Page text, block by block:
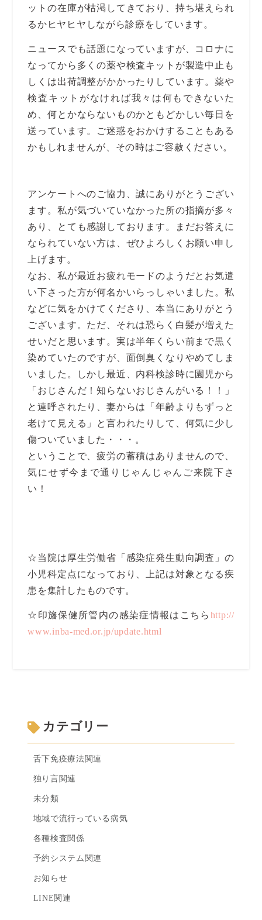
ットの在庫が枯渇してきており、持ち堪えられ
るかヒヤヒヤしながら診療をしています。
ニュースでも話題になっていますが、コロナに
なってから多くの薬や検査キットが製造中止も
しくは出荷調整がかかったりしています。薬や
検査キットがなければ我々は何もできないた
め、何とかならないものかともどかしい毎日を
送っています。ご迷惑をおかけすることもある
かもしれませんが、その時はご容赦ください。
アンケートへのご協力、誠にありがとうござい
ます。私が気づいていなかった所の指摘が多々
あり、とても感謝しております。まだお答えに
なられていない方は、ぜひよろしくお願い申し
上げます。
なお、私が最近お疲れモードのようだとお気遣
い下さった方が何名かいらっしゃいました。私
などに気をかけてくださり、本当にありがとう
ございます。ただ、それは恐らく白髪が増えた
せいだと思います。実は半年くらい前まで黒く
染めていたのですが、面倒臭くなりやめてしま
いました。しかし最近、内科検診時に園児から
「おじさんだ！知らないおじさんがいる！！」
と連呼されたり、妻からは「年齢よりもずっと
老けて見える」と言われたりして、何気に少し
傷ついていました・・・。
ということで、疲労の蓄積はありませんので、
気にせず今まで通りじゃんじゃんご来院下さ
い！
☆当院は厚生労働省「感染症発生動向調査」の
小児科定点になっており、上記は対象となる疾
患を集計したものです。
☆印旛保健所管内の感染症情報はこちら http://
www.inba-med.or.jp/update.html
カテゴリー
舌下免疫療法関連
独り言関連
未分類
地域で流行っている病気
各種検査関係
予約システム関連
お知らせ
LINE関連